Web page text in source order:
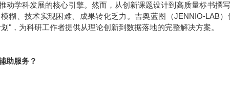
动学科发展的核心引擎。然而，从创新课题设计到高质量标书撰
糊、技术实现困难、成果转化乏力。吉奥蓝图（JENNIO-LAB
"，为科研工作者提供从理论创新到数据落地的完整解决方案。
助服务？